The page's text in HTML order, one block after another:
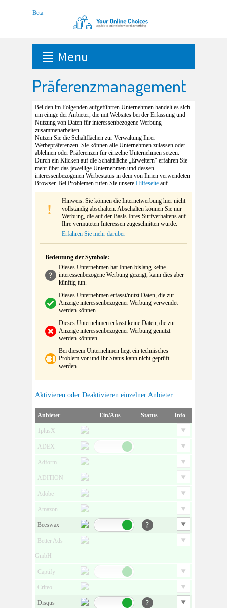
Menu
Präferenzmanagement
Bei den im Folgenden aufgeführten Unternehmen handelt es sich
um einige der Anbieter, die mit Websites bei der Erfassung und
Nutzung von Daten für interessenbezogene Werbung
zusammenarbeiten.
Nutzen Sie die Schaltflächen zur Verwaltung Ihrer
Werbepräferenzen. Sie können alle Unternehmen zulassen oder
ablehnen oder Präferenzen für einzelne Unternehmen setzen.
Durch ein Klicken auf die Schaltfläche „Erweitern“ erfahren Sie
mehr über das jeweilige Unternehmen und dessen
interessenbezogenen Werbestatus in dem von Ihnen verwendeten
Browser. Bei Problemen rufen Sie unsere Hilfeseite auf.
Hinweis: Sie können die Internetwerbung hier nicht
vollständig abschalten. Abschalten können Sie nur
Werbung, die auf der Basis Ihres Surfverhaltens auf
Ihre vermuteten Interessen zugeschnitten wurde.
Erfahren Sie mehr darüber
Bedeutung der Symbole:
Dieses Unternehmen hat Ihnen bislang keine
interessenbezogene Werbung gezeigt, kann dies aber
künftig tun.
Dieses Unternehmen erfasst/nutzt Daten, die zur
Anzeige interessenbezogener Werbung verwendet
werden können.
Dieses Unternehmen erfasst keine Daten, die zur
Anzeige interessenbezogener Werbung genutzt
werden könnten.
Bei diesem Unternehmen liegt ein technisches
Problem vor und Ihr Status kann nicht geprüft
werden.